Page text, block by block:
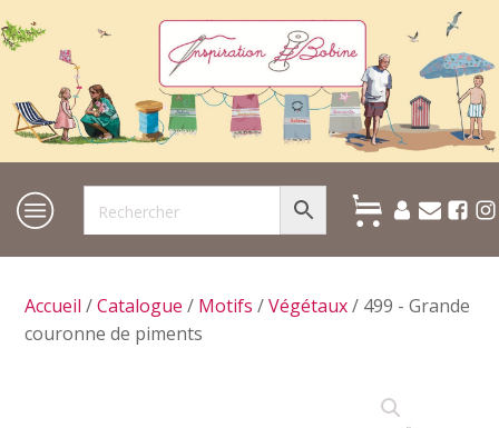
Accueil /Catalogue / Motifs /Végétaux/ 499 - Grande
couronne de piments